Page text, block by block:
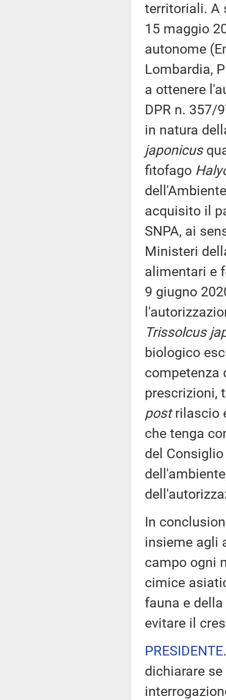
territoriali. A
15 maggio
autonome
Lombardia,
a ottenere
DPR n. 357/
in natura
japonicus
fitofago
acquisito il
SNPA, ai
Ministeri
alimentari e
9 giugno
Trissolcus
biologico
competenza
prescrizioni,
postrilascio
che tenga
del
In
insieme agli
campo ogni
cimice
fauna e
evitare il
PRESIDENTE
dichiarare